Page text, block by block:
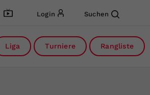
Login Suchen
Liga Turniere Rangliste